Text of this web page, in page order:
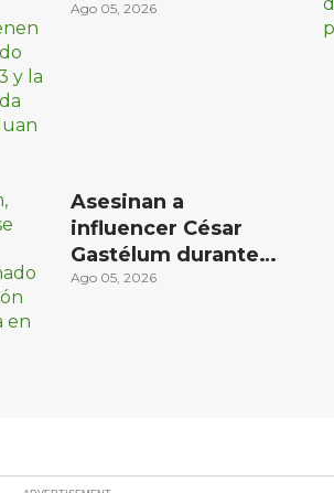
Universidad del
Ago 05, 2026
Asesinan a
influencer César
Gastélum durante
transmisión en vivo
Ago 05, 2026